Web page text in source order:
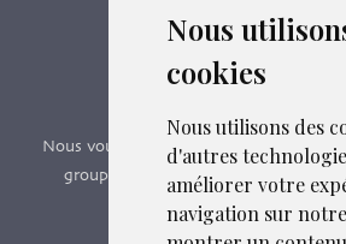
Nous
cookies
Nous utilisons des
d'autres
améliorer votre
navigation sur
Boutique en ligne
Formations
Nous vous proposons des formations e-
groupes de pairs - Certificat